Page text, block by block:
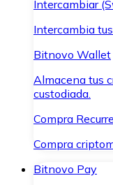
Intercambiar
Intercambia
Bitnovo Wallet
Almacena tus
custodiada.
Compra
Compra
Bitnovo Pay